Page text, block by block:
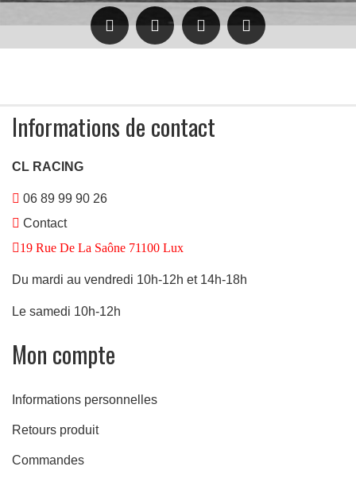
Informations de contact
CL RACING
06 89 99 90 26
Contact
19 Rue De La Saône 71100 Lux
Du mardi au vendredi 10h-12h et 14h-18h
Le samedi 10h-12h
Mon compte
Informations personnelles
Retours produit
Commandes